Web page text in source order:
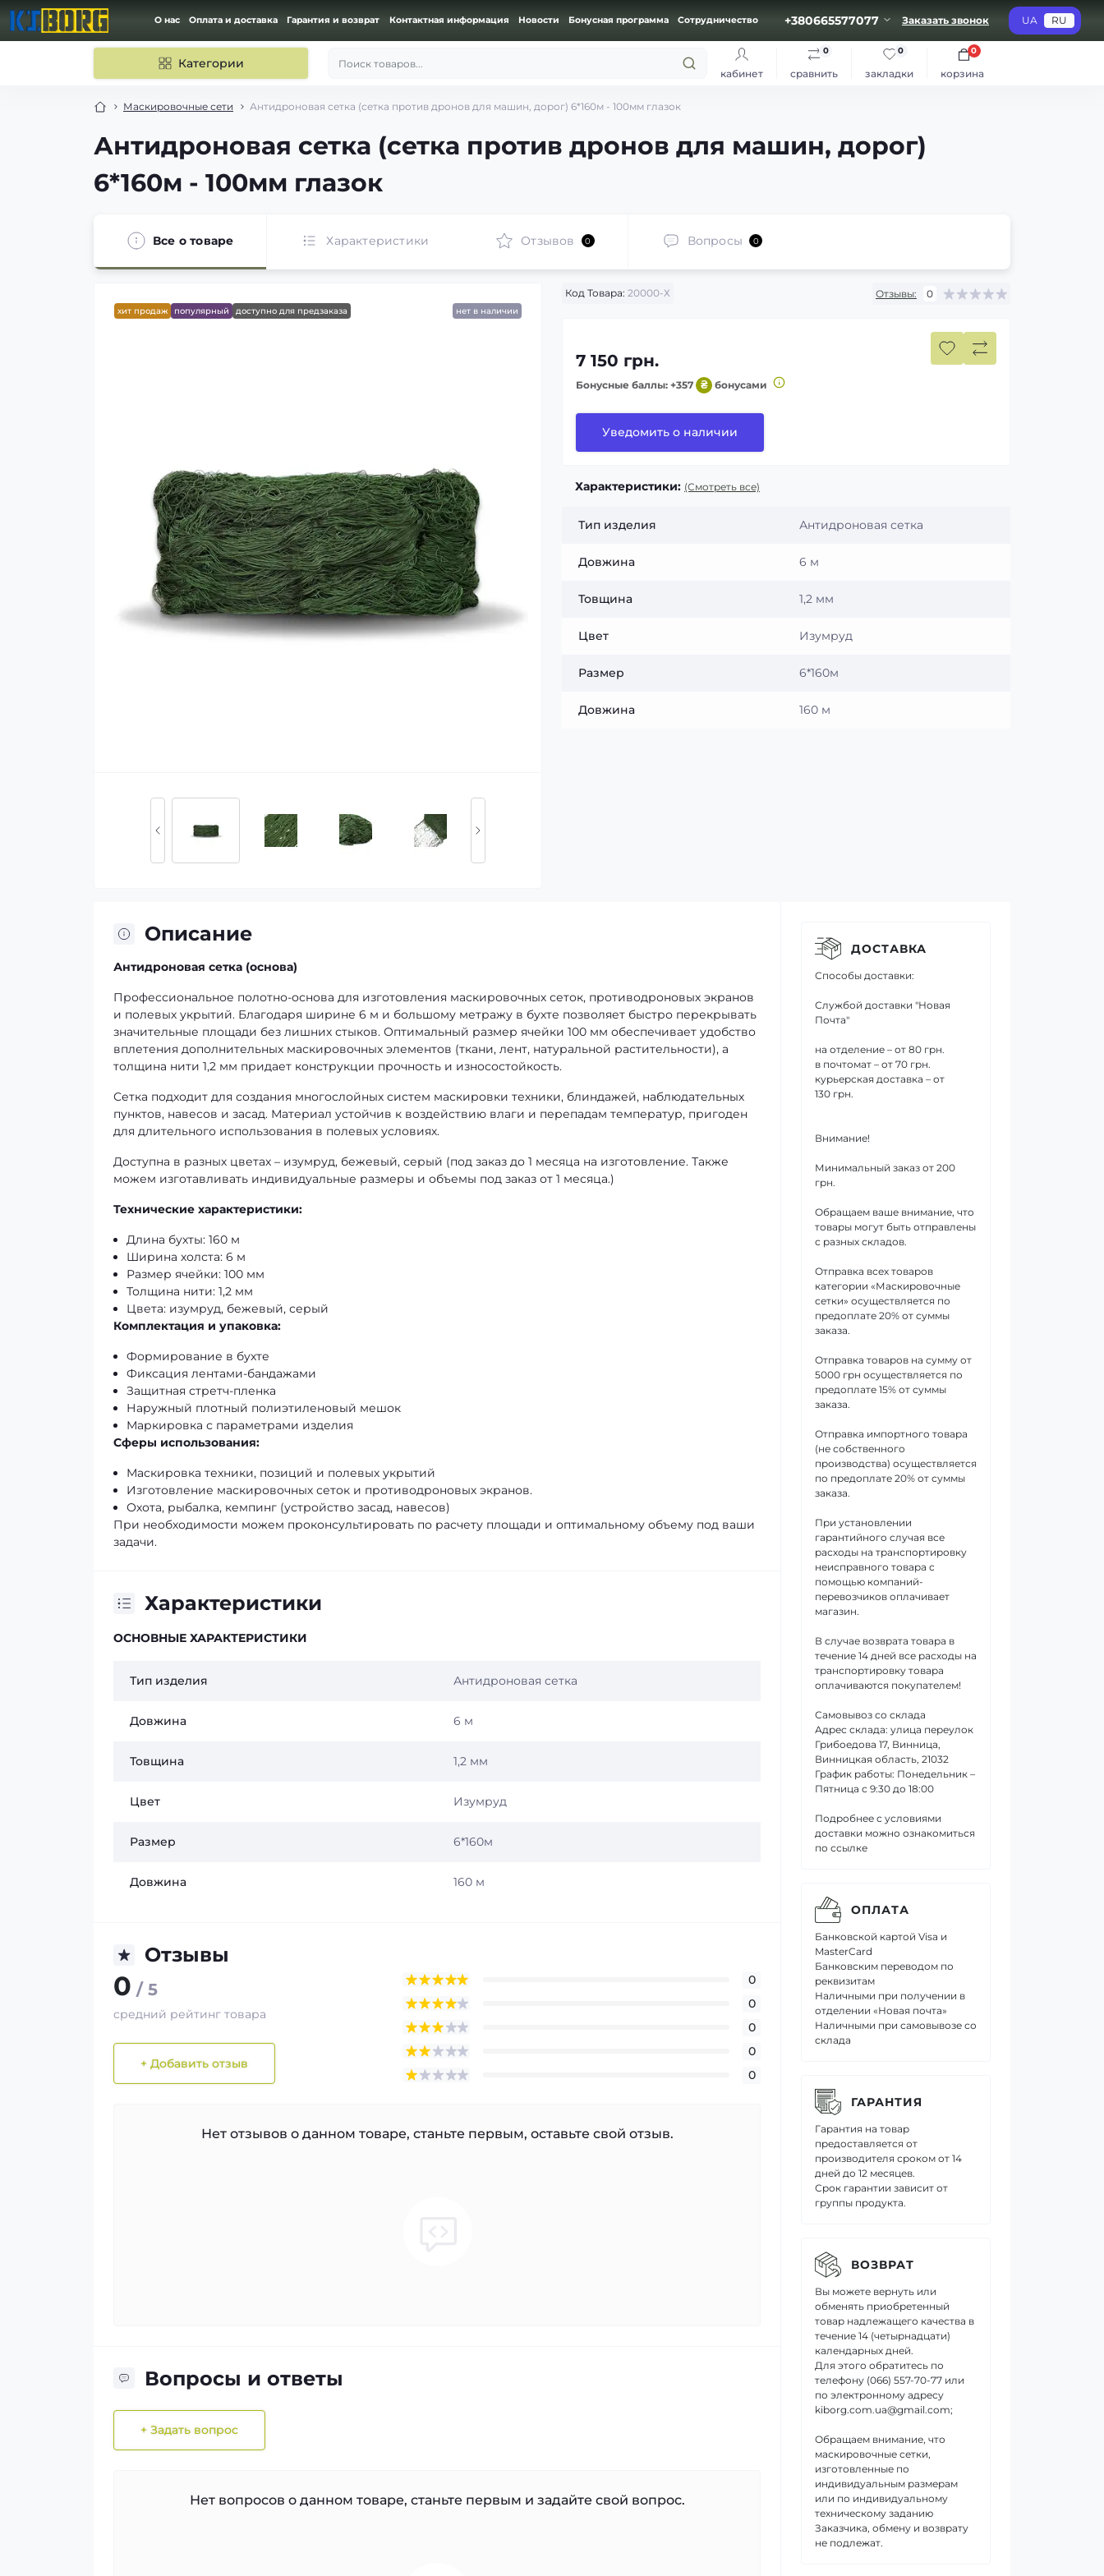
О нас Оплата и доставка Гарантия и возврат Контактная информация Новости Бонусная программа Сотрудничество +380665577077 Заказать звонок UA RU
Категории
Поиск товаров...
кабинет
сравнить
0
закладки
0
корзина
0
Маскировочные сети Антидроновая сетка (сетка против дронов для машин, дорог) 6*160м - 100мм глазок
Антидроновая сетка (сетка против дронов для машин, дорог)
6*160м - 100мм глазок
Все о товаре Характеристики Отзывов 0 Вопросы 0
хит продаж популярный доступно для предзаказа нет в наличии
Код Товара: 20000-Х Отзывы: 0
7 150 грн.
Бонусные баллы: +357 ₴ бонусами
Уведомить о наличии
Характеристики: (Смотреть все)
Тип изделия Антидроновая сетка
Довжина 6 м
Товщина 1,2 мм
Цвет Изумруд
Размер 6*160м
Довжина 160 м
Описание
Антидроновая сетка (основа)
Профессиональное полотно-основа для изготовления маскировочных сеток, противодроновых экранов
и полевых укрытий. Благодаря ширине 6 м и большому метражу в бухте позволяет быстро перекрывать
значительные площади без лишних стыков. Оптимальный размер ячейки 100 мм обеспечивает удобство
вплетения дополнительных маскировочных элементов (ткани, лент, натуральной растительности), а
толщина нити 1,2 мм придает конструкции прочность и износостойкость.
Сетка подходит для создания многослойных систем маскировки техники, блиндажей, наблюдательных
пунктов, навесов и засад. Материал устойчив к воздействию влаги и перепадам температур, пригоден
для длительного использования в полевых условиях.
Доступна в разных цветах – изумруд, бежевый, серый (под заказ до 1 месяца на изготовление. Также
можем изготавливать индивидуальные размеры и объемы под заказ от 1 месяца.)
Технические характеристики:
Длина бухты: 160 м
Ширина холста: 6 м
Размер ячейки: 100 мм
Толщина нити: 1,2 мм
Цвета: изумруд, бежевый, серый
Комплектация и упаковка:
Формирование в бухте
Фиксация лентами-бандажами
Защитная стретч-пленка
Наружный плотный полиэтиленовый мешок
Маркировка с параметрами изделия
Сферы использования:
Маскировка техники, позиций и полевых укрытий
Изготовление маскировочных сеток и противодроновых экранов.
Охота, рыбалка, кемпинг (устройство засад, навесов)
При необходимости можем проконсультировать по расчету площади и оптимальному объему под ваши
задачи.
Характеристики
ОСНОВНЫЕ ХАРАКТЕРИСТИКИ
Тип изделия Антидроновая сетка
Довжина 6 м
Товщина 1,2 мм
Цвет Изумруд
Размер 6*160м
Довжина 160 м
Отзывы
0 / 5
средний рейтинг товара
+ Добавить отзыв
0
0
0
0
0
Нет отзывов о данном товаре, станьте первым, оставьте свой отзыв.
Вопросы и ответы
+ Задать вопрос
Нет вопросов о данном товаре, станьте первым и задайте свой вопрос.
ДОСТАВКА
Способы доставки:
Службой доставки "Новая
Почта"
на отделение – от 80 грн.
в почтомат – от 70 грн.
курьерская доставка – от
130 грн.
Внимание!
Минимальный заказ от 200
грн.
Обращаем ваше внимание, что
товары могут быть отправлены
с разных складов.
Отправка всех товаров
категории «Маскировочные
сетки» осуществляется по
предоплате 20% от суммы
заказа.
Отправка товаров на сумму от
5000 грн осуществляется по
предоплате 15% от суммы
заказа.
Отправка импортного товара
(не собственного
производства) осуществляется
по предоплате 20% от суммы
заказа.
При установлении
гарантийного случая все
расходы на транспортировку
неисправного товара с
помощью компаний-
перевозчиков оплачивает
магазин.
В случае возврата товара в
течение 14 дней все расходы на
транспортировку товара
оплачиваются покупателем!
Самовывоз со склада
Адрес склада: улица переулок
Грибоедова 17, Винница,
Винницкая область, 21032
График работы: Понедельник –
Пятница с 9:30 до 18:00
Подробнее с условиями
доставки можно ознакомиться
по ссылке
ОПЛАТА
Банковской картой Visa и
MasterCard
Банковским переводом по
реквизитам
Наличными при получении в
отделении «Новая почта»
Наличными при самовывозе со
склада
ГАРАНТИЯ
Гарантия на товар
предоставляется от
производителя сроком от 14
дней до 12 месяцев.
Срок гарантии зависит от
группы продукта.
ВОЗВРАТ
Вы можете вернуть или
обменять приобретенный
товар надлежащего качества в
течение 14 (четырнадцати)
календарных дней.
Для этого обратитесь по
телефону (066) 557-70-77 или
по электронному адресу
kiborg.com.ua@gmail.com;
Обращаем внимание, что
маскировочные сетки,
изготовленные по
индивидуальным размерам
или по индивидуальному
техническому заданию
Заказчика, обмену и возврату
не подлежат.